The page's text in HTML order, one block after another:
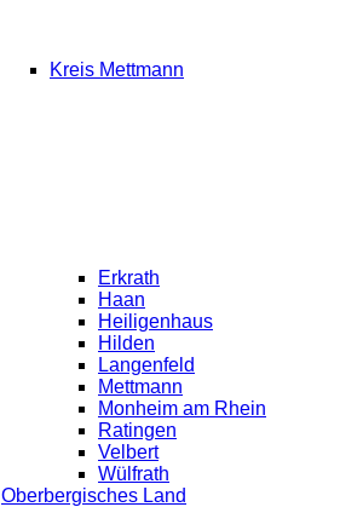
Kreis Mettmann
Erkrath
Haan
Heiligenhaus
Hilden
Langenfeld
Mettmann
Monheim am Rhein
Ratingen
Velbert
Wülfrath
Oberbergisches Land